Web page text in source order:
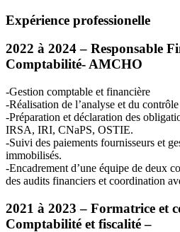
Expérience professionelle
2022 à 2024 – Responsable
Comptabilité-AMCHO
-Gestion comptable et financière
-Réalisation de l’analyse et du
-Préparation et déclaration des
IRSA, IRI, CNaPS, OSTIE.
-Suivi des paiements fournisseurs et
immobilisés.
-Encadrement d’une équipe de deux
des audits financiers et coordination
2021 à 2023 – Formatrice et
Comptabilité et fiscalité –